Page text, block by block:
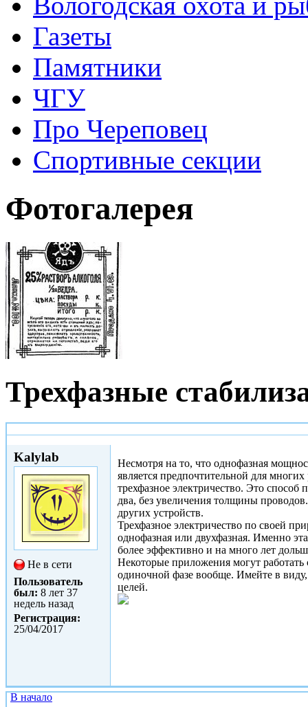
Газеты
Памятники
ЧГУ
Про Череповец
Спортивные секции
Фотогалерея
Трехфазные
Kalylab
Не в сети
Пользователь
был: 8 лет 37
недель назад
Регистрация:
25/04/2017
Несмотря на то, что однофазная
является предпочтительной для
трехфазное электричество. Это
два, без увеличения толщины
других устройств.
Трехфазное электричество по своей
однофазная или двухфазная. Именно
более эффективно и на много лет
Некоторые приложения могут
одиночной фазе вообще. Имейте в виду,
целей.
В начало